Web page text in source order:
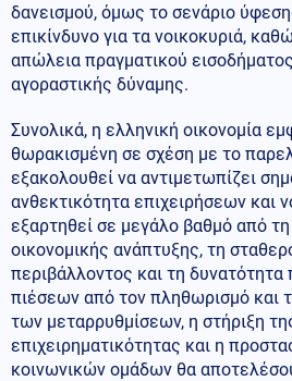
δανεισμού, όμως το σενάριο
επικίνδυνο για τα νοικοκυριά,
απώλεια πραγματικού
αγοραστικής δύναμης.
Συνολικά, η ελληνική οικονομία
θωρακισμένη σε σχέση με το
εξακολουθεί να αντιμετωπίζει
ανθεκτικότητα επιχειρήσεων και
εξαρτηθεί σε μεγάλο βαθμό από
οικονομικής ανάπτυξης, τη
περιβάλλοντος και τη δυνατότητα
πιέσεων από τον πληθωρισμό και
των μεταρρυθμίσεων, η στήριξη
επιχειρηματικότητας και η
κοινωνικών ομάδων θα